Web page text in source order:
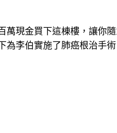
萬現金買下這棟樓，讓你
為李伯實施了肺癌根治手